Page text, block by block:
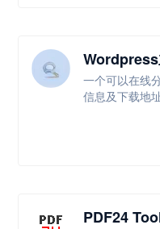
一个可以在线
信息及下载地
PDF24